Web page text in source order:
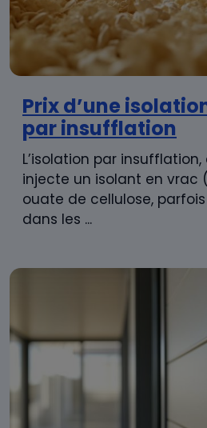
Prix d’une
par insufflation
L’isolation par insufflation,
injecte un isolant en vrac
ouate de cellulose,
dans les ...